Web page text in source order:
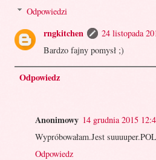
Odpowiedzi
rngkitchen
24 listopada
Bardzo fajny pomysł ;)
Odpowiedz
Anonimowy 14 grudnia 2015
Wypróbowałam.Jest
Odpowiedz